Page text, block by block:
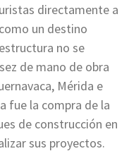
directamente a
un destino
no se
de mano de obra
Mérida e
fue la compra de la
de construcción en
sus proyectos.